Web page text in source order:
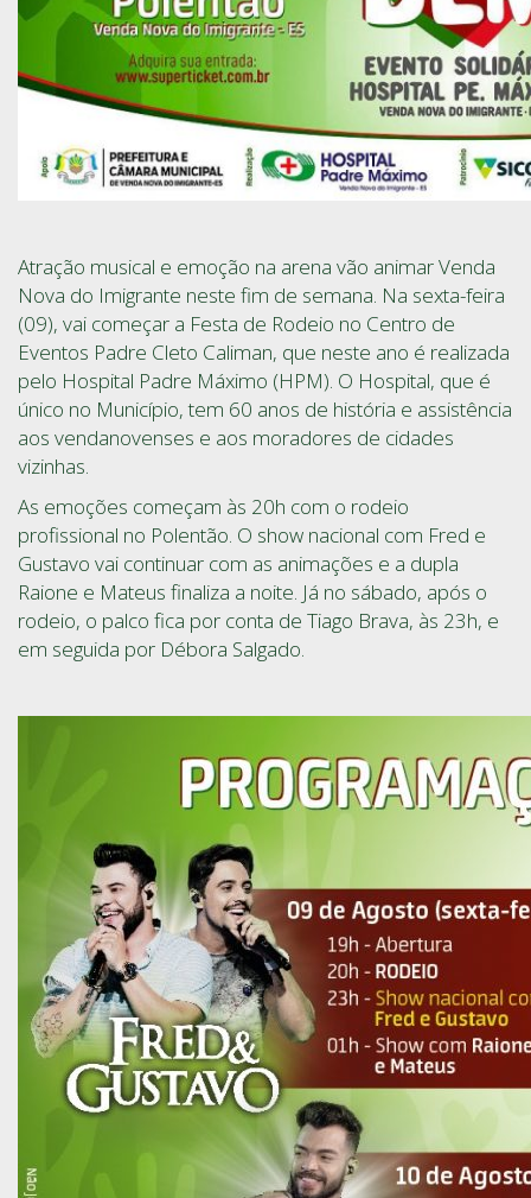
Atração musical e emoção na arena vão animar Venda
Nova do Imigrante neste fim de semana. Na sexta-feira
(09), vai começar a Festa de Rodeio no Centro de
Eventos Padre Cleto Caliman, que neste ano é realizada
pelo Hospital Padre Máximo (HPM). O Hospital, que é
único no Município, tem 60 anos de história e assistência
aos vendanovenses e aos moradores de cidades
vizinhas.
As emoções começam às 20h com o rodeio
profissional no Polentão. O show nacional com Fred e
Gustavo vai continuar com as animações e a dupla
Raione e Mateus finaliza a noite. Já no sábado, após o
rodeio, o palco fica por conta de Tiago Brava, às 23h, e
em seguida por Débora Salgado.